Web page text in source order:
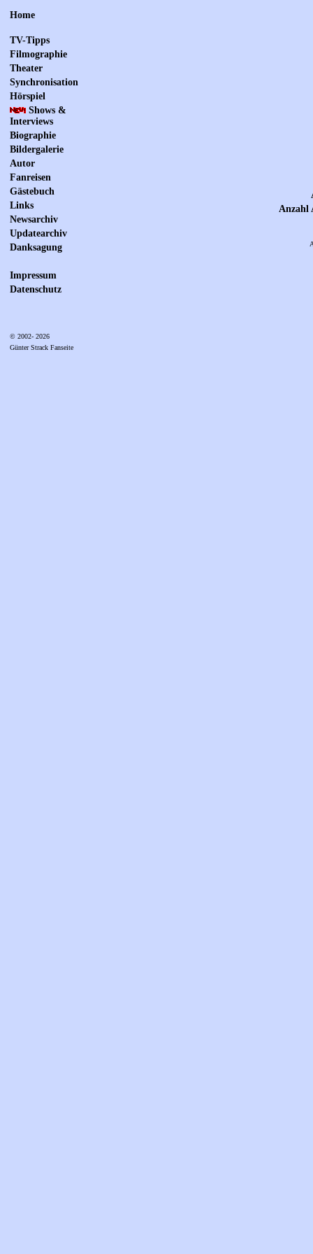
Home
TV-Tipps
Filmographie
Theater
Synchronisation
Hörspiel
Shows &
Interviews
Biographie
Bildergalerie
Autor
Fanreisen
Gästebuch
Links
Newsarchiv
Updatearchiv
Danksagung
Impressum
Datenschutz
© 2002- 2026
Günter Strack Fanseite
Anzahl